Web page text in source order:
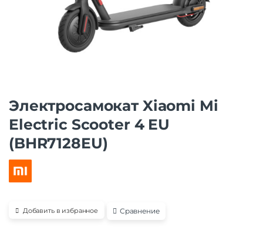
Электросамокат Xiaomi Mi
Electric Scooter 4 EU
(BHR7128EU)
Добавить в избранное Сравнение